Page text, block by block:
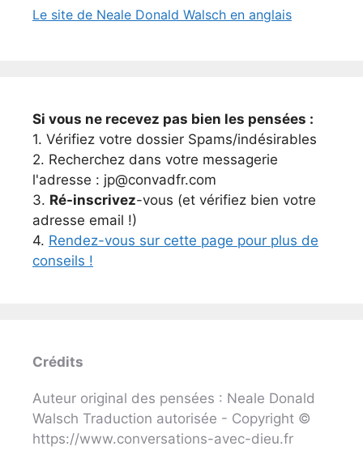
Le site de Neale Donald Walsch en anglais
Si vous ne recevez pas bien les pensées :
1. Vérifiez votre dossier Spams/indésirables
2. Recherchez dans votre messagerie
l'adresse : jp@convadfr.com
3. Ré-inscrivez-vous (et vérifiez bien votre
adresse email !)
4. Rendez-vous sur cette page pour plus de
conseils !
Crédits
Auteur original des pensées : Neale Donald
Walsch Traduction autorisée - Copyright ©
https://www.conversations-avec-dieu.fr